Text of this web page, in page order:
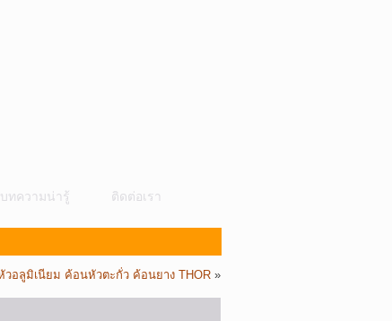
บทความน่ารู้ ติดต่อเรา
อลูมิเนียม ค้อนหัวตะกั่ว ค้อนยาง THOR »